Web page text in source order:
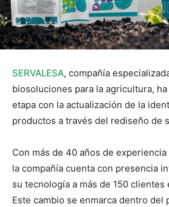
SERVALESA, compañía
biosoluciones para la agricultura,
etapa con la actualización de la
productos a través del rediseño de
Con más de 40 años de
la compañía cuenta con presencia
su tecnología a más de 150 clientes
Este cambio se enmarca dentro del